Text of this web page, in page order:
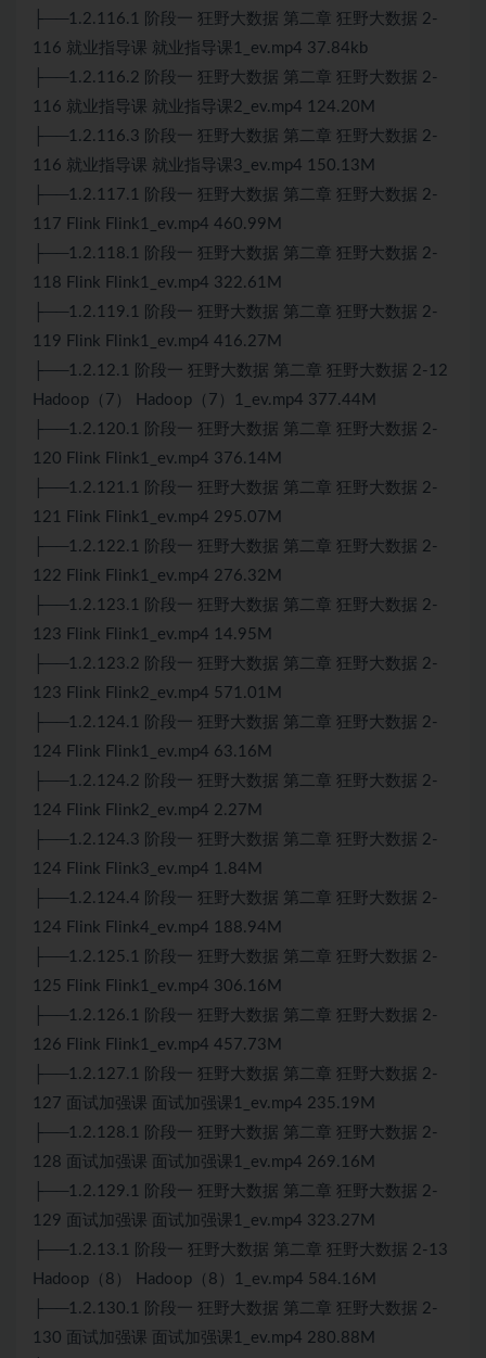
├──1.2.116.1 阶段一 狂野大数据 第二章 狂野大数据 2-
116 就业指导课 就业指导课1_ev.mp4 37.84kb
├──1.2.116.2 阶段一 狂野大数据 第二章 狂野大数据 2-
116 就业指导课 就业指导课2_ev.mp4 124.20M
├──1.2.116.3 阶段一 狂野大数据 第二章 狂野大数据 2-
116 就业指导课 就业指导课3_ev.mp4 150.13M
├──1.2.117.1 阶段一 狂野大数据 第二章 狂野大数据 2-
117 Flink Flink1_ev.mp4 460.99M
├──1.2.118.1 阶段一 狂野大数据 第二章 狂野大数据 2-
118 Flink Flink1_ev.mp4 322.61M
├──1.2.119.1 阶段一 狂野大数据 第二章 狂野大数据 2-
119 Flink Flink1_ev.mp4 416.27M
├──1.2.12.1 阶段一 狂野大数据 第二章 狂野大数据 2-12
Hadoop（7） Hadoop（7）1_ev.mp4 377.44M
├──1.2.120.1 阶段一 狂野大数据 第二章 狂野大数据 2-
120 Flink Flink1_ev.mp4 376.14M
├──1.2.121.1 阶段一 狂野大数据 第二章 狂野大数据 2-
121 Flink Flink1_ev.mp4 295.07M
├──1.2.122.1 阶段一 狂野大数据 第二章 狂野大数据 2-
122 Flink Flink1_ev.mp4 276.32M
├──1.2.123.1 阶段一 狂野大数据 第二章 狂野大数据 2-
123 Flink Flink1_ev.mp4 14.95M
├──1.2.123.2 阶段一 狂野大数据 第二章 狂野大数据 2-
123 Flink Flink2_ev.mp4 571.01M
├──1.2.124.1 阶段一 狂野大数据 第二章 狂野大数据 2-
124 Flink Flink1_ev.mp4 63.16M
├──1.2.124.2 阶段一 狂野大数据 第二章 狂野大数据 2-
124 Flink Flink2_ev.mp4 2.27M
├──1.2.124.3 阶段一 狂野大数据 第二章 狂野大数据 2-
124 Flink Flink3_ev.mp4 1.84M
├──1.2.124.4 阶段一 狂野大数据 第二章 狂野大数据 2-
124 Flink Flink4_ev.mp4 188.94M
├──1.2.125.1 阶段一 狂野大数据 第二章 狂野大数据 2-
125 Flink Flink1_ev.mp4 306.16M
├──1.2.126.1 阶段一 狂野大数据 第二章 狂野大数据 2-
126 Flink Flink1_ev.mp4 457.73M
├──1.2.127.1 阶段一 狂野大数据 第二章 狂野大数据 2-
127 面试加强课 面试加强课1_ev.mp4 235.19M
├──1.2.128.1 阶段一 狂野大数据 第二章 狂野大数据 2-
128 面试加强课 面试加强课1_ev.mp4 269.16M
├──1.2.129.1 阶段一 狂野大数据 第二章 狂野大数据 2-
129 面试加强课 面试加强课1_ev.mp4 323.27M
├──1.2.13.1 阶段一 狂野大数据 第二章 狂野大数据 2-13
Hadoop（8） Hadoop（8）1_ev.mp4 584.16M
├──1.2.130.1 阶段一 狂野大数据 第二章 狂野大数据 2-
130 面试加强课 面试加强课1_ev.mp4 280.88M